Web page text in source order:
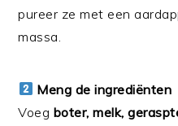
pureer ze met een
massa.
Meng de ingrediënten
Voeg boter, melk,